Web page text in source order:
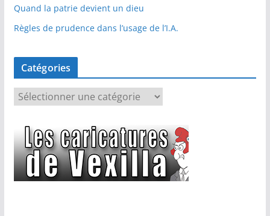
Quand la patrie devient un dieu
Règles de prudence dans l’usage de l’I.A.
Catégories
a
é
g
o
r